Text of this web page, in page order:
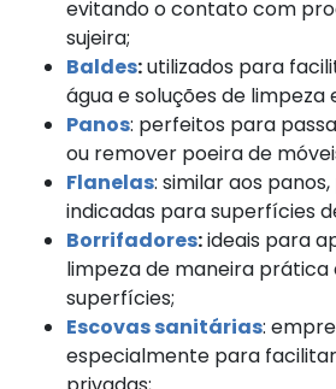
evitando o contato com
sujeira;
Baldes:utilizados para
água e soluções de
Panos: perfeitos para
ou remover poeira de
Flanelas: similar aos
indicadas para superfícies
Borrifadores:ideais para
limpeza de maneira prática
superfícies;
Escovas sanitárias:
especialmente para